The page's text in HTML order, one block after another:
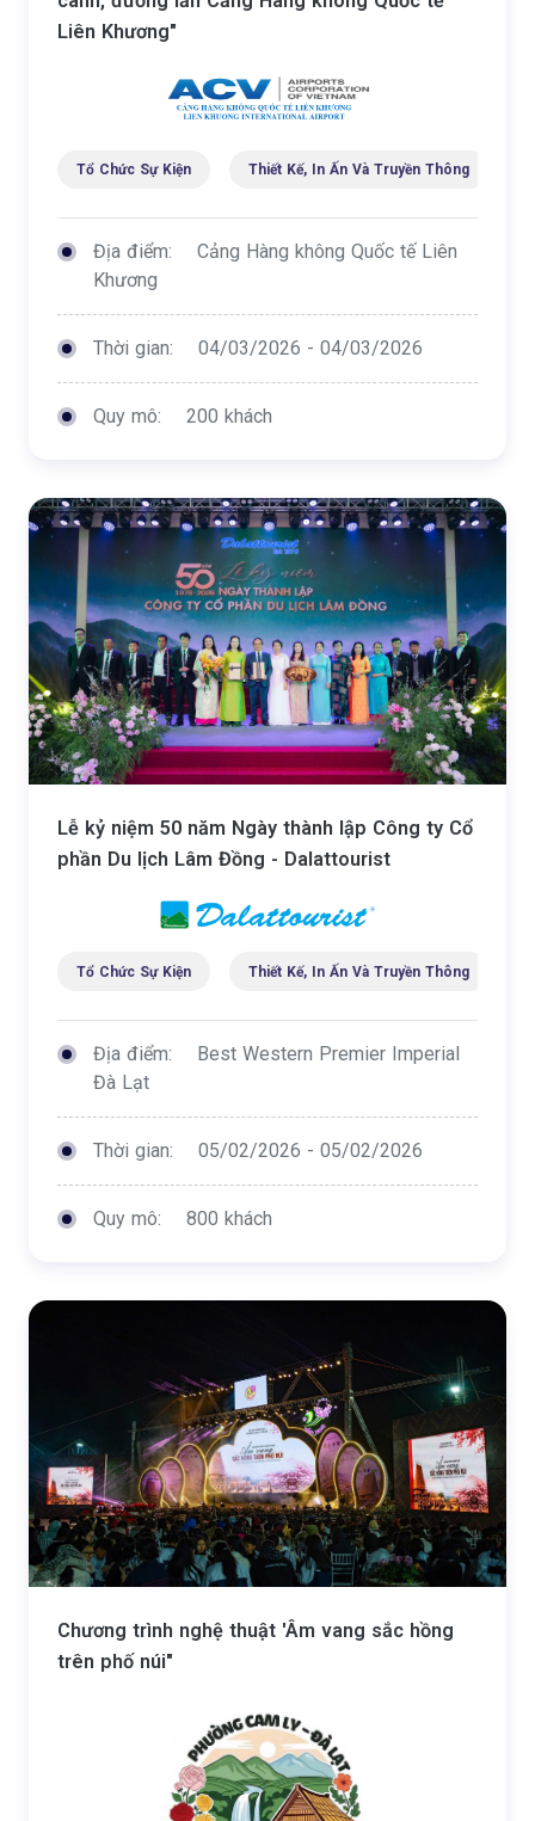
Liên Khương"
Tổ Chức Sự Kiện Thiết Kế, In Ấn Và Truyền Thông
Địa điểm:
Cảng Hàng không Quốc tế Liên
Khương
Thời gian: 04/03/2026 - 04/03/2026
Quy mô: 200 khách
Lễ kỷ niệm 50 năm Ngày thành lập Công ty Cổ
phần Du lịch Lâm Đồng - Dalattourist
Tổ Chức Sự Kiện Thiết Kế, In Ấn Và Truyền Thông
Địa điểm:
Best Western Premier Imperial
Đà Lạt
Thời gian: 05/02/2026 - 05/02/2026
Quy mô: 800 khách
Chương trình nghệ thuật 'Âm vang sắc hồng
trên phố núi"